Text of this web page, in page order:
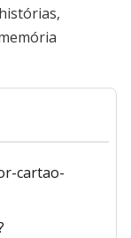
cartao-